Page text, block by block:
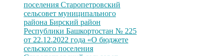
поселения Старопетровский
сельсовет муниципального
района Бирский район
Республики Башкортостан № 225
от 22.12.2022 года «О бюджете
сельского поселения